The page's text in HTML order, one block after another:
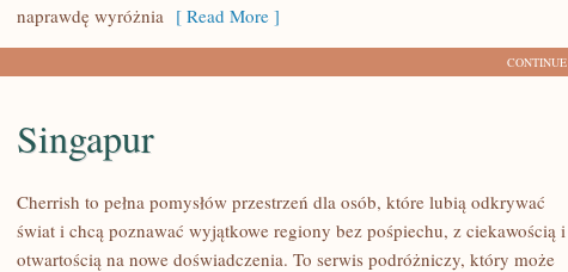
naprawdę wyróżnia [ Read More ]
CONTINUE
Singapur
Cherrish to pełna pomysłów przestrzeń dla osób, które lubią odkrywać
świat i chcą poznawać wyjątkowe regiony bez pośpiechu, z ciekawością i
otwartością na nowe doświadczenia. To serwis podróżniczy, który może